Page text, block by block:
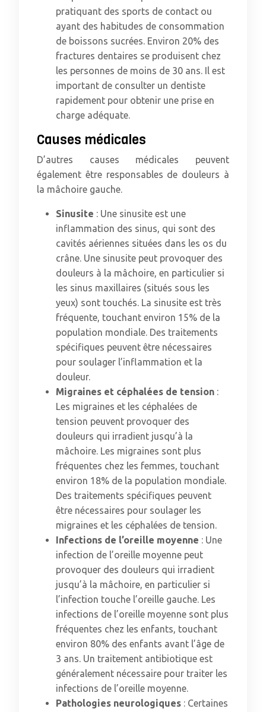
pratiquant des sports de contact ou
ayant des habitudes de consommation
de boissons sucrées. Environ 20% des
fractures dentaires se produisent chez
les personnes de moins de 30 ans. Il est
important de consulter un dentiste
rapidement pour obtenir une prise en
charge adéquate.
Causes médicales
D’autres causes médicales peuvent
également être responsables de douleurs à
la mâchoire gauche.
Sinusite : Une sinusite est une
inflammation des sinus, qui sont des
cavités aériennes situées dans les os du
crâne. Une sinusite peut provoquer des
douleurs à la mâchoire, en particulier si
les sinus maxillaires (situés sous les
yeux) sont touchés. La sinusite est très
fréquente, touchant environ 15% de la
population mondiale. Des traitements
spécifiques peuvent être nécessaires
pour soulager l’inflammation et la
douleur.
Migraines et céphalées de tension :
Les migraines et les céphalées de
tension peuvent provoquer des
douleurs qui irradient jusqu’à la
mâchoire. Les migraines sont plus
fréquentes chez les femmes, touchant
environ 18% de la population mondiale.
Des traitements spécifiques peuvent
être nécessaires pour soulager les
migraines et les céphalées de tension.
Infections de l’oreille moyenne : Une
infection de l’oreille moyenne peut
provoquer des douleurs qui irradient
jusqu’à la mâchoire, en particulier si
l’infection touche l’oreille gauche. Les
infections de l’oreille moyenne sont plus
fréquentes chez les enfants, touchant
environ 80% des enfants avant l’âge de
3 ans. Un traitement antibiotique est
généralement nécessaire pour traiter les
infections de l’oreille moyenne.
Pathologies neurologiques : Certaines